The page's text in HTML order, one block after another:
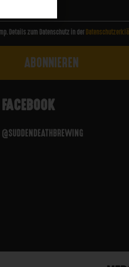
Details zum Datenschutz in der
FACEBOOK
@SUDDENDEATHBREWING